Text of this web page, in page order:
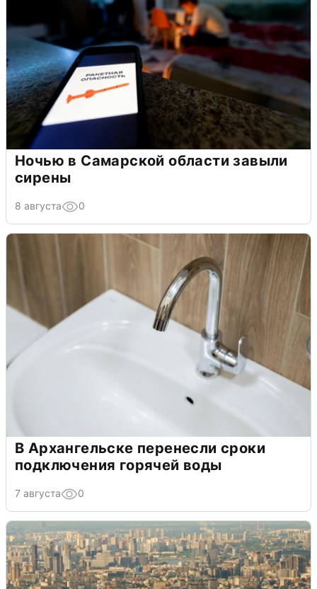
Ночью в Самарской области завыли
сирены
8 августа 0
В Архангельске перенесли сроки
подключения горячей воды
7 августа 0